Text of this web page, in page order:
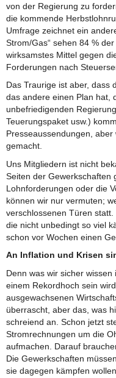
von der Regierung zu
die kommende
Umfrage zeichnet ein
Strom/Gas“ sehen 84 %
wirksamstes Mittel gegen
Forderungen nach
Das Traurige ist aber, dass
das andere einen Plan hat,
unbefriedigenden
Teuerungspaket usw.)
Presseaussendungen,
gemacht.
Uns Mitgliedern ist nicht
Seiten der Gewerkschaften
Lohnforderungen oder die
können wir nur vermuten;
verschlossenen Türen statt.
die nicht unbedingt so viel
schon vor Wochen einen
An Inflation und Krisen
Denn was wir sicher
einem Rekordhoch sein
ausgewachsenen
überrascht, aber das, was
schreiend an. Schon jetzt
Stromrechnungen um die
aufmachen. Darauf
Die Gewerkschaften
sie dagegen kämpfen wollen.